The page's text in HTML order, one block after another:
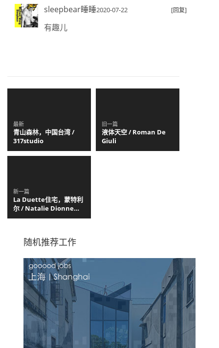
sleepbear睡睡2020-07-22 [回复]
有趣儿
最新
青山森林，中国台湾 /
317studio
旧一篇
液体天空 / Roman De
Giuli
新一篇
La Duette住宅，蒙特利
尔 / Natalie Dionne
Architecture
随机推荐工作